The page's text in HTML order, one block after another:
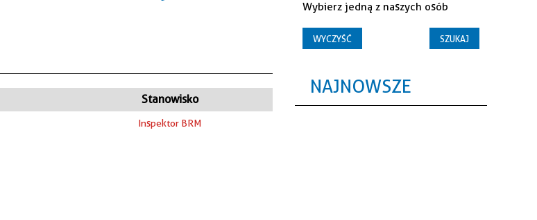
Stanowisko
Inspektor BRM
Wybierz jedną z naszych osób
NAJNOWSZE